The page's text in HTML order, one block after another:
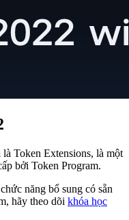
Token Extensions, là một
bởi Token Program.
năng bổ sung có sẵn
hãy theo dõi khóa học